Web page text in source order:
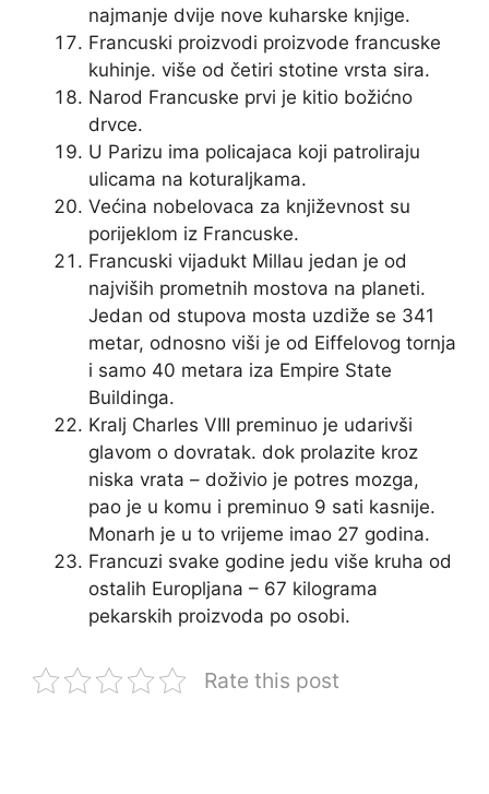
najmanje dvije nove kuharske knjige.
Francuski proizvodi proizvode francuske
kuhinje. više od četiri stotine vrsta sira.
Narod Francuske prvi je kitio božićno
drvce.
U Parizu ima policajaca koji patroliraju
ulicama na koturaljkama.
Većina nobelovaca za književnost su
porijeklom iz Francuske.
Francuski vijadukt Millau jedan je od
najviših prometnih mostova na planeti.
Jedan od stupova mosta uzdiže se 341
metar, odnosno viši je od Eiffelovog tornja
i samo 40 metara iza Empire State
Buildinga.
Kralj Charles VIII preminuo je udarivši
glavom o dovratak. dok prolazite kroz
niska vrata – doživio je potres mozga,
pao je u komu i preminuo 9 sati kasnije.
Monarh je u to vrijeme imao 27 godina.
Francuzi svake godine jedu više kruha od
ostalih Europljana – 67 kilograma
pekarskih proizvoda po osobi.
Rate this post